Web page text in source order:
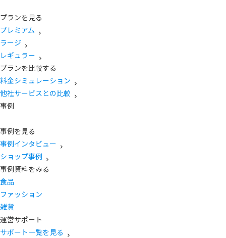
プランを見る
プレミアム
ラージ
レギュラー
プランを比較する
料金シミュレーション
他社サービスとの比較
事例
事例を見る
事例インタビュー
ショップ事例
事例資料をみる
食品
ファッション
雑貨
運営サポート
サポート一覧を見る